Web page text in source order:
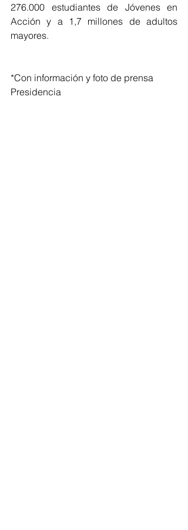
276.000 estudiantes de Jóvenes en
Acción y a 1,7 millones de adultos
mayores.
*Con información y foto de prensa
Presidencia